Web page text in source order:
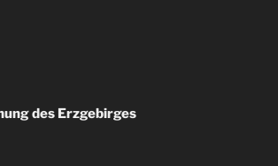
des Erzgebirges